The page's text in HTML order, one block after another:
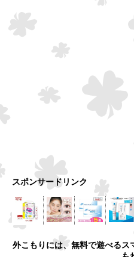
スポンサードリンク
外こもりには、無料で遊べるス